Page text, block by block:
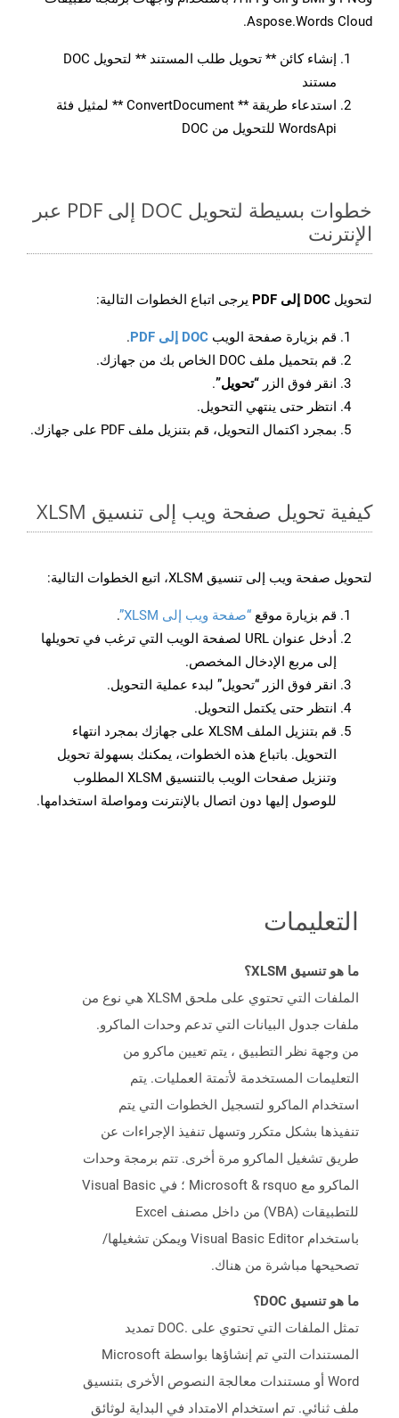
Aspose.Words Cloud.
إنشاء كائن ** تحويل طلب المستند ** لتحويل DOC
مستند
استدعاء طريقة ** ConvertDocument ** لمثيل فئة
WordsApi للتحويل من DOC
خطوات بسيطة لتحويل DOC إلى PDF عبر
الإنترنت
لتحويل DOC إلى PDF يرجى اتباع الخطوات التالية:
قم بزيارة صفحة الويب DOC إلى PDF
.
قم بتحميل ملف DOC الخاص بك من جهازك.
انقر فوق الزر “تحويل”.
انتظر حتى ينتهي التحويل.
بمجرد اكتمال التحويل، قم بتنزيل ملف PDF على جهازك.
كيفية تحويل صفحة ويب إلى تنسيق XLSM
لتحويل صفحة ويب إلى تنسيق XLSM، اتبع الخطوات التالية:
قم بزيارة موقع “صفحة ويب إلى XLSM”
.
أدخل عنوان URL لصفحة الويب التي ترغب في تحويلها
إلى مربع الإدخال المخصص.
انقر فوق الزر “تحويل” لبدء عملية التحويل.
انتظر حتى يكتمل التحويل.
قم بتنزيل الملف XLSM على جهازك بمجرد انتهاء
التحويل. باتباع هذه الخطوات، يمكنك بسهولة تحويل
وتنزيل صفحات الويب بالتنسيق XLSM المطلوب
للوصول إليها دون اتصال بالإنترنت ومواصلة استخدامها.
التعليمات
ما هو تنسيق XLSM؟
الملفات التي تحتوي على ملحق XLSM هي نوع من
ملفات جدول البيانات التي تدعم وحدات الماكرو.
من وجهة نظر التطبيق ، يتم تعيين ماكرو من
التعليمات المستخدمة لأتمتة العمليات. يتم
استخدام الماكرو لتسجيل الخطوات التي يتم
تنفيذها بشكل متكرر وتسهل تنفيذ الإجراءات عن
طريق تشغيل الماكرو مرة أخرى. تتم برمجة وحدات
الماكرو مع Microsoft & rsquo ؛ في Visual Basic
للتطبيقات (VBA) من داخل مصنف Excel
باستخدام Visual Basic Editor ويمكن تشغيلها/
تصحيحها مباشرة من هناك.
ما هو تنسيق DOC؟
تمثل الملفات التي تحتوي على .DOC تمديد
المستندات التي تم إنشاؤها بواسطة Microsoft
Word أو مستندات معالجة النصوص الأخرى بتنسيق
ملف ثنائي. تم استخدام الامتداد في البداية لوثائق